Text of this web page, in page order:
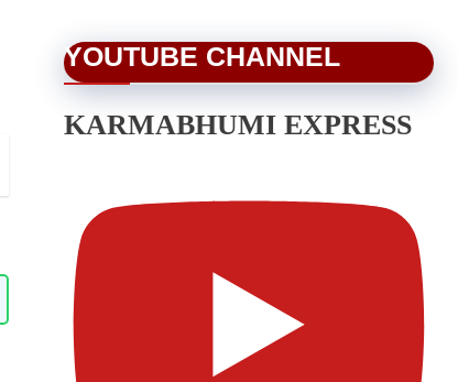
YOUTUBE CHANNEL
KARMABHUMI EXPRESS